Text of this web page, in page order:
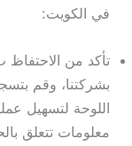
في الكويت:
بشركتنا، وقم
اللوحة لتسهيل
معلومات تتعلق